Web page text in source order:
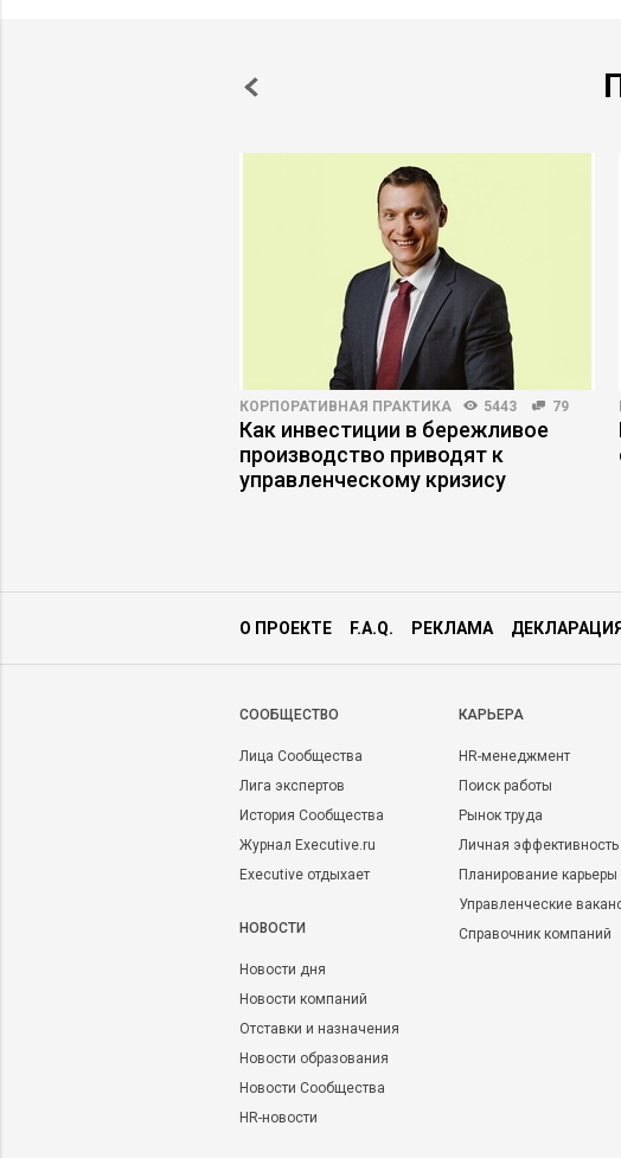
КОРПОРАТИВНАЯ ПРАКТИКА 5443 79
Как инвестиции в бережливое
производство приводят к
управленческому кризису
О ПРОЕКТЕ F.A.Q. РЕКЛАМА
CООБЩЕСТВО
Лица Сообщества
Лига экспертов
История Сообщества
Журнал Executive.ru
Executive отдыхает
НОВОСТИ
Новости дня
Новости компаний
Отставки и назначения
Новости образования
Новости Сообщества
HR-новости
КАРЬЕРА
HR-менеджмент
Поиск работы
Рынок труда
Личная эффективность
Планирование карьеры
Управленческие
Справочник компаний